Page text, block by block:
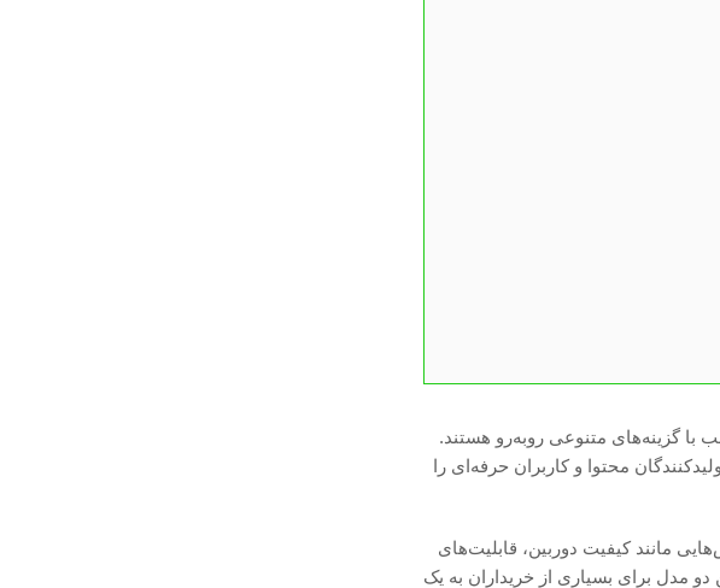
با گزینه‌های متنوعی روبه‌رو هستند.
محتوا و کاربران حرفه‌ای را
مانند کیفیت دوربین، قابلیت‌های
مدل برای بسیاری از خریداران به یک